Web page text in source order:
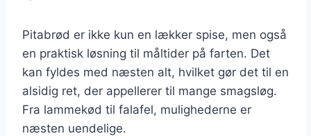
Pitabrød er ikke kun en lækker spise, men også
en praktisk løsning til måltider på farten. Det
kan fyldes med næsten alt, hvilket gør det til en
alsidig ret, der appellerer til mange smagsløg.
Fra lammekød til falafel, mulighederne er
næsten uendelige.